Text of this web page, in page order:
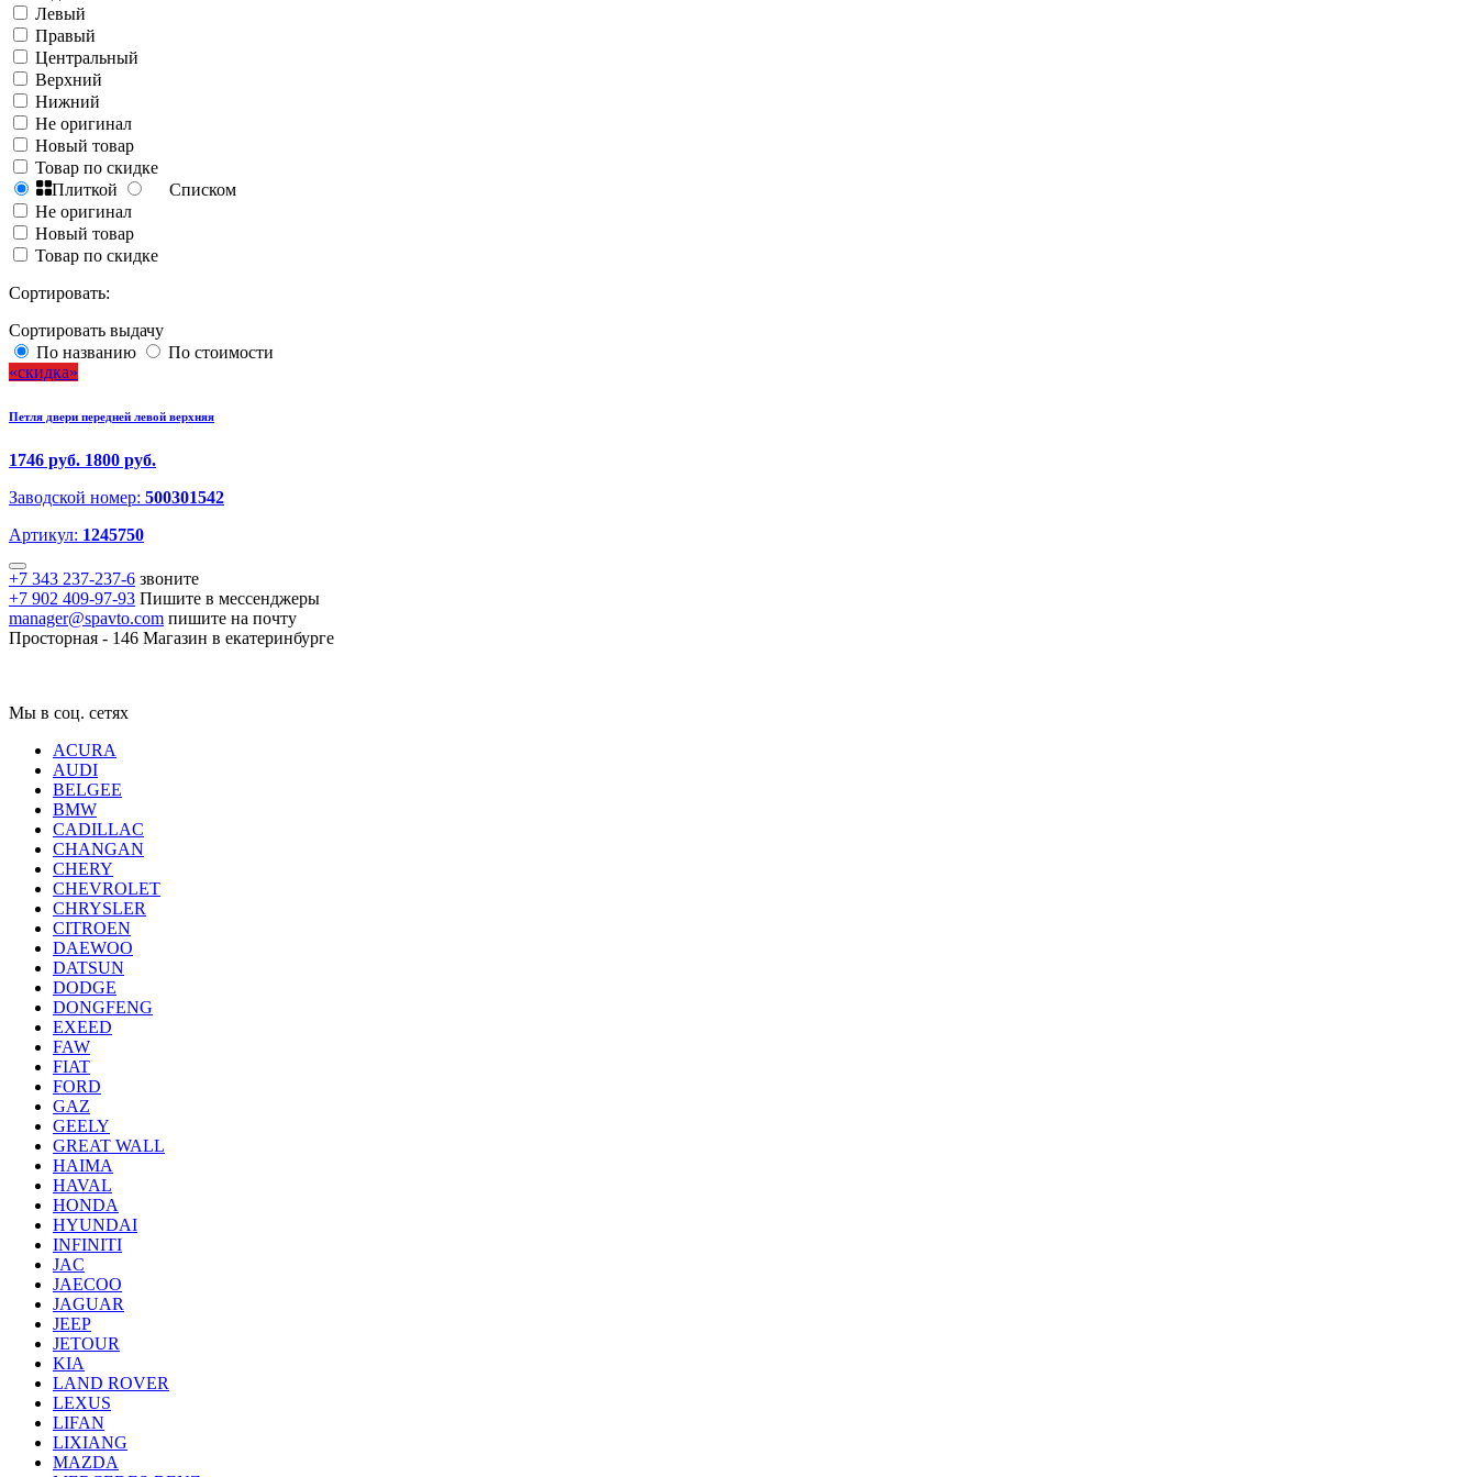
Левый
Правый
Центральный
Верхний
Нижний
Не оригинал
Новый товар
Товар по скидке
Плиткой
Списком
Не оригинал
Новый товар
Товар по скидке
Сортировать:
Сортировать выдачу
По названию
По стоимости
скидка
Петля двери передней левой верхняя
1746 руб. 1800 руб.
Заводской номер: 500301542
Артикул: 1245750
+7 343 237-237-6 звоните
+7 902 409-97-93 Пишите в мессенджеры
manager@spavto.com пишите на почту
Просторная - 146 Магазин в екатеринбурге
Мы в соц. сетях
ACURA
AUDI
BELGEE
BMW
CADILLAC
CHANGAN
CHERY
CHEVROLET
CHRYSLER
CITROEN
DAEWOO
DATSUN
DODGE
DONGFENG
EXEED
FAW
FIAT
FORD
GAZ
GEELY
GREAT WALL
HAIMA
HAVAL
HONDA
HYUNDAI
INFINITI
JAC
JAECOO
JAGUAR
JEEP
JETOUR
KIA
LAND ROVER
LEXUS
LIFAN
LIXIANG
MAZDA